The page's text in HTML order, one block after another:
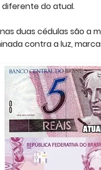
do atual.
duas cédulas são a
contra a luz,